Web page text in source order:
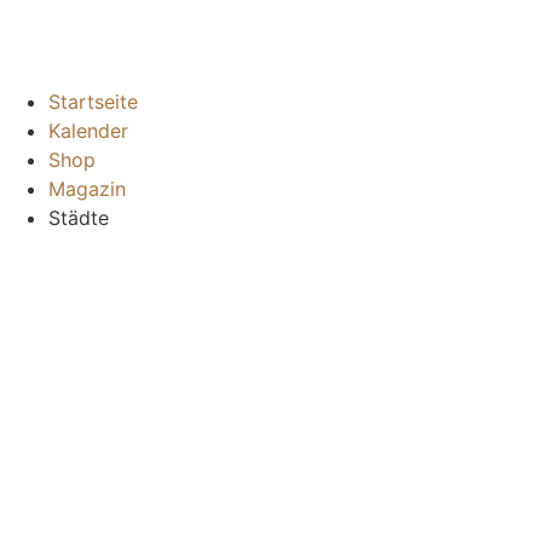
Startseite
Kalender
Shop
Magazin
Städte